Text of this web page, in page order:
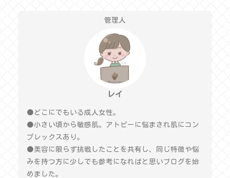
管理人
レイ
●どこにでもいる成人女性。
●小さい頃から敏感肌。アトピーに悩まされ肌にコン
プレックスあり。
●美容に限らず挑戦したことを共有し、同じ特徴や悩
みを持つ方に少しでも参考になればと思いブログを始
めました。